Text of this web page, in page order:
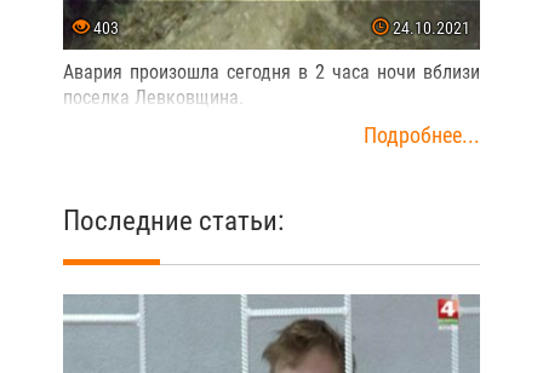
403 24.10.2021
Авария произошла сегодня в 2 часа ночи вблизи
поселка Левковщина.
Подробнее...
Последние статьи: